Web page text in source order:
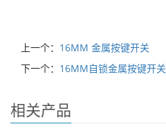
上一个： 16MM 金属按键开关
下一个： 16MM自锁金属按键开关
相关产品